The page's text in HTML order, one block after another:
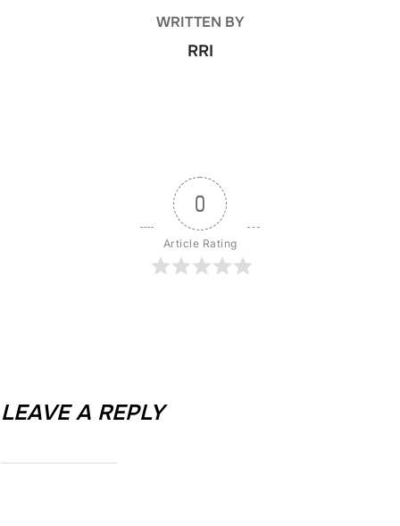
WRITTEN BY
RRI
0
Article Rating
LEAVE A REPLY